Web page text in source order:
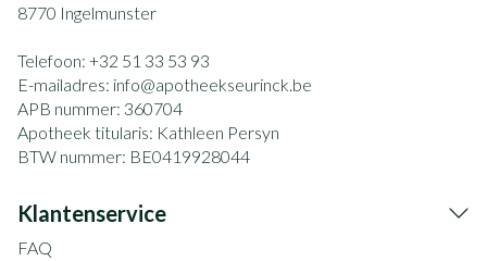
8770 Ingelmunster
Telefoon: +32 51 33 53 93
E-mailadres: info@apotheekseurinck.be
APB nummer: 360704
Apotheek titularis: Kathleen Persyn
BTW nummer: BE0419928044
Klantenservice
FAQ